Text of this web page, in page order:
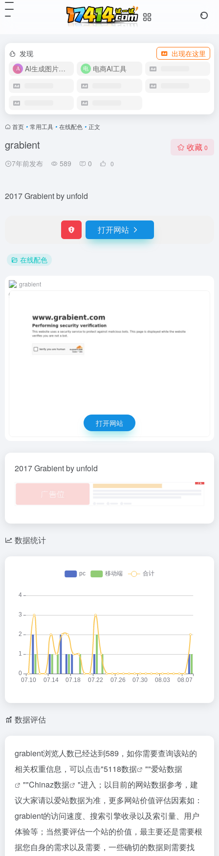
发现
出现在这里
AI生成图片视频
电商AI工具
首页 • 常用工具 • 在线配色 • 正文
grabient
7年前发布 589 0 0
收藏 0
2017 Grabient by unfold
打开网站
在线配色
grabient
打开网站
2017 Grabient by unfold
数据统计
数据评估
grabient浏览人数已经达到589，如你需要查询该站的
相关权重信息，可以点击"5118数据 ""爱站数据
""Chinaz数据
"进入；以目前的网站数据参考，建
议大家请以爱站数据为准，更多网站价值评估因素如：
grabient的访问速度、搜索引擎收录以及索引量、用户
体验等；当然要评估一个站的价值，最主要还是需要根
据您自身的需求以及需要，一些确切的数据则需要找